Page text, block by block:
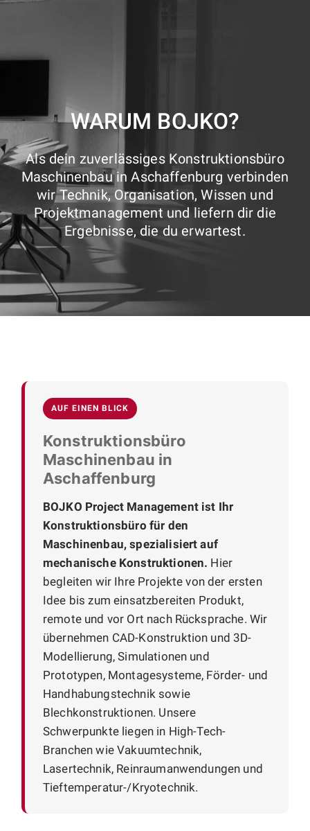
WARUM BOJKO?
Als dein zuverlässiges Konstruktionsbüro
Maschinenbau in Aschaffenburg verbinden
wir Technik, Organisation, Wissen und
Projektmanagement und liefern dir die
Ergebnisse, die du erwartest.
AUF EINEN BLICK
Konstruktionsbüro
Maschinenbau in
Aschaffenburg
BOJKO Project Management ist Ihr
Konstruktionsbüro für den
Maschinenbau, spezialisiert auf
mechanische Konstruktionen. Hier
begleiten wir Ihre Projekte von der ersten
Idee bis zum einsatzbereiten Produkt,
remote und vor Ort nach Rücksprache. Wir
übernehmen CAD-Konstruktion und 3D-
Modellierung, Simulationen und
Prototypen, Montagesysteme, Förder- und
Handhabungstechnik sowie
Blechkonstruktionen. Unsere
Schwerpunkte liegen in High-Tech-
Branchen wie Vakuumtechnik,
Lasertechnik, Reinraumanwendungen und
Tieftemperatur-/Kryotechnik.